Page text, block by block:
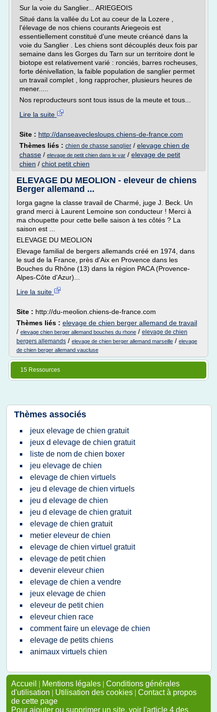
Sur la voie du Sanglier... ARIEGEOIS
Situé dans la vallée du Lot au coeur de la Lozere ,
l'élevage de nos chiens courants Ariegeois est
essentiellement constitué d'une meute créancé dans la
voie du Sanglier . Les chiens sont découplés deux fois par
semaine dans les Gorges du Tarn sur un territoire dont le
biotope est relativement varié : ronciés, barres rocheuses,
forte dénivellation, la faible population de sanglier permet
un travail complet , long rapprocher, plusieurs heures de
mener.....
Nos reproducteurs sont tous issus de la meute et tous...
Lire la suite
Site : http://danseaveclesloups.chiens-de-france.com
Thèmes liés : chien de chasse sanglier / elevage chien de
chasse / elevage de petit chien dans le var / elevage de petit
chien / chiot petit chien
ELEVAGE DU MEOLION - eleveur de chiens
Berger allemand ...
Iorga gagne la classe travail de Charmé, juge J. Beck. Un
grand merci à Laurent Lemoine son conducteur ! Merci à
ma choupette pour cette belle saison à tes côtés ? La
saison est ...
ELEVAGE DU MEOLION
Elevage familial de bergers allemands créé en 1974, dans
le sud de la France, près d'Aix en Provence dans les
Bouches du Rhône (13) dans la région PACA (Provence-
Alpes-Côte d'Azur)...
Lire la suite
Site : http://du-meolion.chiens-de-france.com
Thèmes liés : elevage de chien berger allemand de travail
/ elevage chien berger allemand bouches du rhone / elevage de chien
bergers allemands / elevage de chien berger allemand marseille / elevage
de chien berger allemand vaucluse
15 Ressources
Thèmes associés
jeux elevage de chien gratuit
jeux d elevage de chien gratuit
liste de nom de chien boxer
jeu elevage de chien
elevage de chien virtuels
jeu d elevage de chien virtuels
jeu d elevage de chien
jeu d elevage de chien gratuit
elevage de chien gratuit
metier eleveur de chien
elevage de chien virtuel gratuit
elevage de petit chien
devenir eleveur chien
elevage de chien a vendre
jeux elevage de chien
eleveur de petit chien
eleveur chien race
comment faire un elevage de chien
elevage de petits chiens
animaux virtuels chien
Accueil | Mentions légales | Conditions générales
d'utilisation | Utilisation des cookies | Contact à propos
de cette page
Pour ajouter ou supprimer un site, voir l'article 4 des